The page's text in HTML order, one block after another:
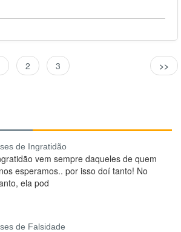
2 3 >>
de Ingratidão
vem sempre daqueles de quem
esperamos.. por isso doí tanto! No
ela pod
de Falsidade